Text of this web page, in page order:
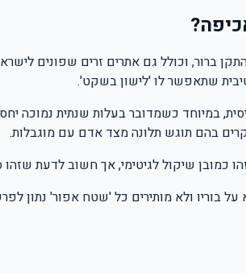
ברור, וכולל גם אתרים זרים שפונים
שתאפשר לו 'לישון בשקט'.
במיוחד כשמדובר בעלות שנתית נמוכה
בהם תוגש תלונה מצד אדם עם מוגבלות.
שיקול לגיטימי, אך חשוב לדעת שזהו
בוריו ולא מותירים כל 'שטח אפור' נתון